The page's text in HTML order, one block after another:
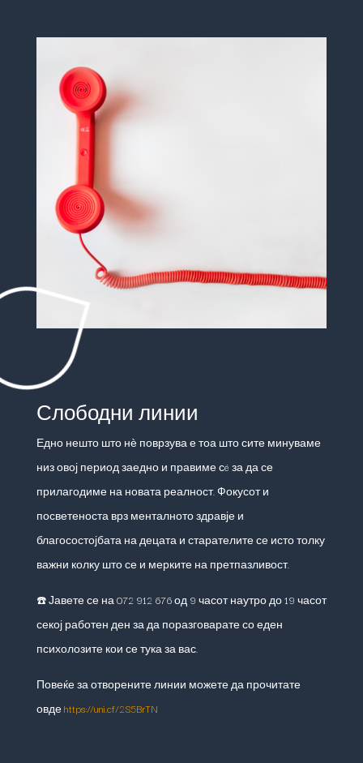
Слободни линии
Едно нешто што нѐ поврзува е тоа што сите минуваме
низ овој период заедно и правиме сé за да се
прилагодиме на новата реалност. Фокусот и
посветеноста врз менталното здравје и
благосостојбата на децата и старателите се исто толку
важни колку што се и мерките на претпазливост.
☎️ Јавете се на 072 912 676 од 9 часот наутро до 19 часот
секој работен ден за да поразговарате со еден
психолозите кои се тука за вас.
Повеќе за отворените линии можете да прочитате
овдеhttps://uni.cf/2S5BrTN